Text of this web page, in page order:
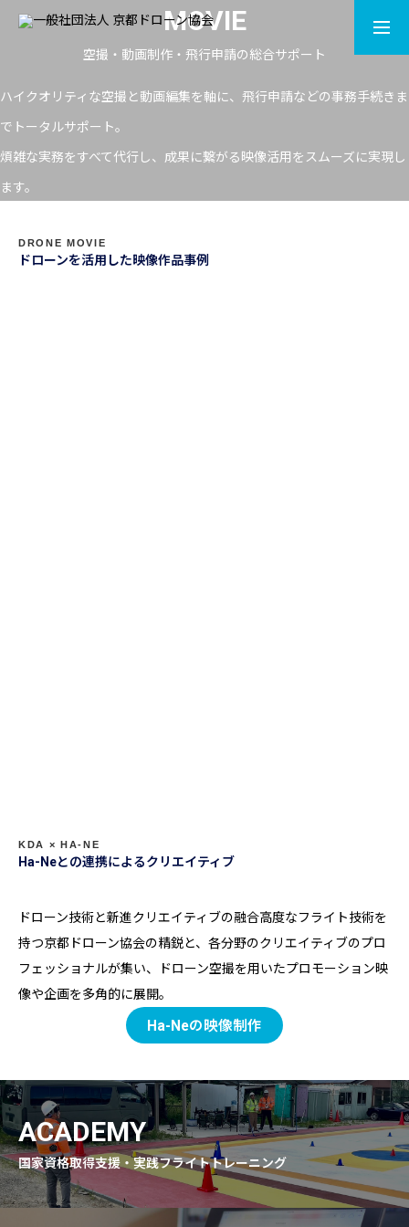
LISENCE CONTACT
MOVIE
DRONE SHOP
MOVIE
空撮・動画制作・飛行申請の総合サポート
ハイクオリティな空撮と動画編集を軸に、飛行申請などの事務手続きま
でトータルサポート。
煩雑な実務をすべて代行し、成果に繋がる映像活用をスムーズに実現し
ます。
DRONE MOVIE
ドローンを活用した映像作品事例
KDA × HA-NE
Ha-Neとの連携によるクリエイティブ
ドローン技術と新進クリエイティブの融合高度なフライト技術を
持つ京都ドローン協会の精鋭と、各分野のクリエイティブのプロ
フェッショナルが集い、ドローン空撮を用いたプロモーション映
像や企画を多角的に展開。
Ha-Neの映像制作
ACADEMY
国家資格取得支援・実践フライトトレーニング